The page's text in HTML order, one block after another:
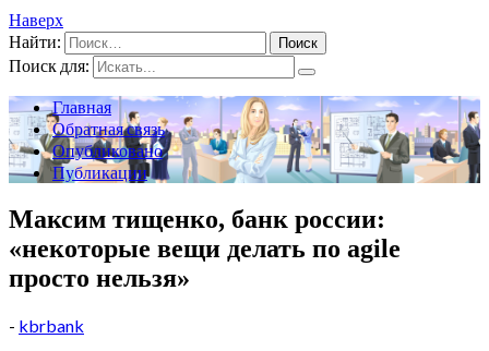
Наверх
Найти:
Поиск для:
Главная
Обратная связь
Опубликовано
Публикации
Максим тищенко, банк россии:
«некоторые вещи делать по agile
просто нельзя»
- kbrbank